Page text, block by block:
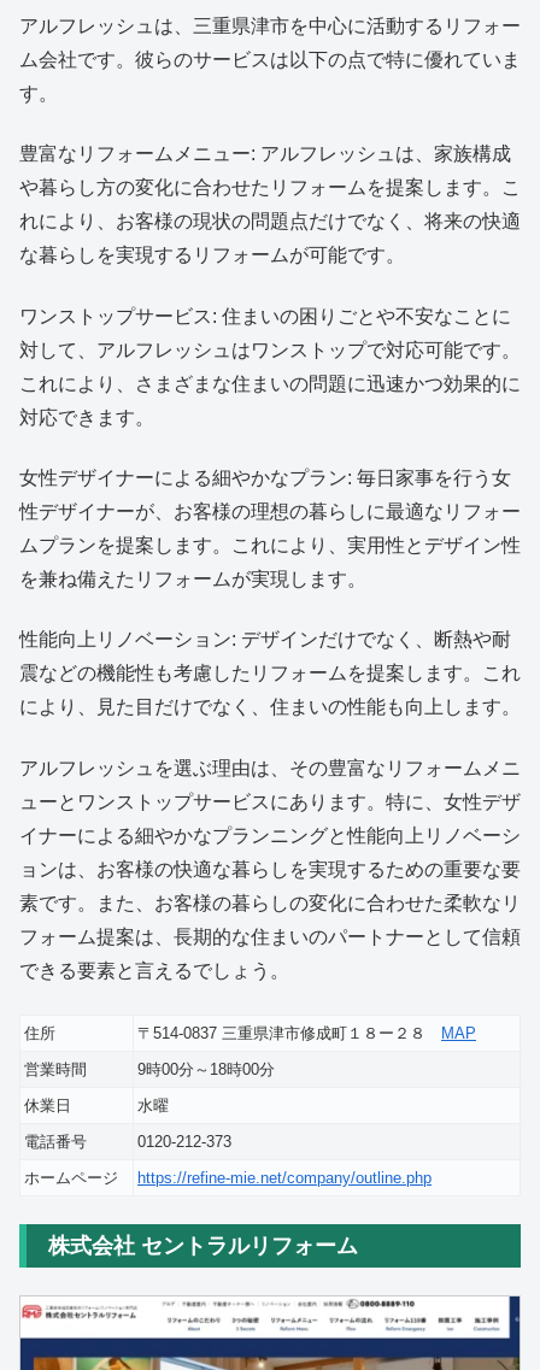
アルフレッシュは、三重県津市を中心に活動するリフォー
ム会社です。彼らのサービスは以下の点で特に優れていま
す。
豊富なリフォームメニュー: アルフレッシュは、家族構成
や暮らし方の変化に合わせたリフォームを提案します。こ
れにより、お客様の現状の問題点だけでなく、将来の快適
な暮らしを実現するリフォームが可能です。
ワンストップサービス: 住まいの困りごとや不安なことに
対して、アルフレッシュはワンストップで対応可能です。
これにより、さまざまな住まいの問題に迅速かつ効果的に
対応できます。
女性デザイナーによる細やかなプラン: 毎日家事を行う女
性デザイナーが、お客様の理想の暮らしに最適なリフォー
ムプランを提案します。これにより、実用性とデザイン性
を兼ね備えたリフォームが実現します。
性能向上リノベーション: デザインだけでなく、断熱や耐
震などの機能性も考慮したリフォームを提案します。これ
により、見た目だけでなく、住まいの性能も向上します。
アルフレッシュを選ぶ理由は、その豊富なリフォームメニ
ューとワンストップサービスにあります。特に、女性デザ
イナーによる細やかなプランニングと性能向上リノベーシ
ョンは、お客様の快適な暮らしを実現するための重要な要
素です。また、お客様の暮らしの変化に合わせた柔軟なリ
フォーム提案は、長期的な住まいのパートナーとして信頼
できる要素と言えるでしょう。
住所 〒514-0837 三重県津市修成町１８ー２８
MAP
営業時間
9時00分～18時00分
休業日
水曜
電話番号
0120-212-373
ホームページ
https://refine-mie.net/company/outline.php
株式会社 セントラルリフォーム